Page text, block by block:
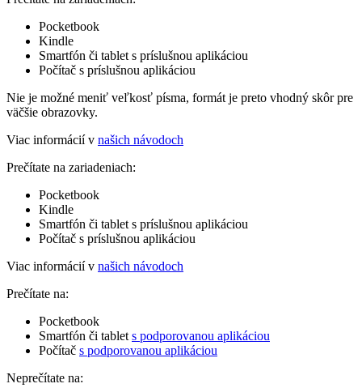
Pocketbook
Kindle
Smartfón či tablet s príslušnou aplikáciou
Počítač s príslušnou aplikáciou
Nie je možné meniť veľkosť písma, formát je preto vhodný skôr pre
väčšie obrazovky.
Viac informácií v našich návodoch
Prečítate na zariadeniach:
Pocketbook
Kindle
Smartfón či tablet s príslušnou aplikáciou
Počítač s príslušnou aplikáciou
Viac informácií v našich návodoch
Prečítate na:
Pocketbook
Smartfón či tablet s podporovanou aplikáciou
Počítač s podporovanou aplikáciou
Neprečítate na: